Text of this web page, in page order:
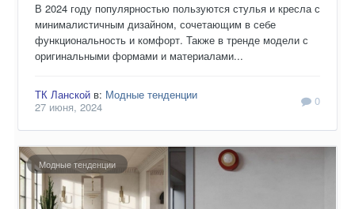
В 2024 году популярностью пользуются стулья и кресла с
минималистичным дизайном, сочетающим в себе
функциональность и комфорт. Также в тренде модели с
оригинальными формами и материалами...
ТК Ланской в: Модные тенденции
27 июня, 2024
0
Модные тенденции